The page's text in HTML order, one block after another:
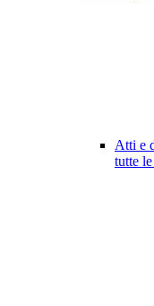
Atti e
tutte